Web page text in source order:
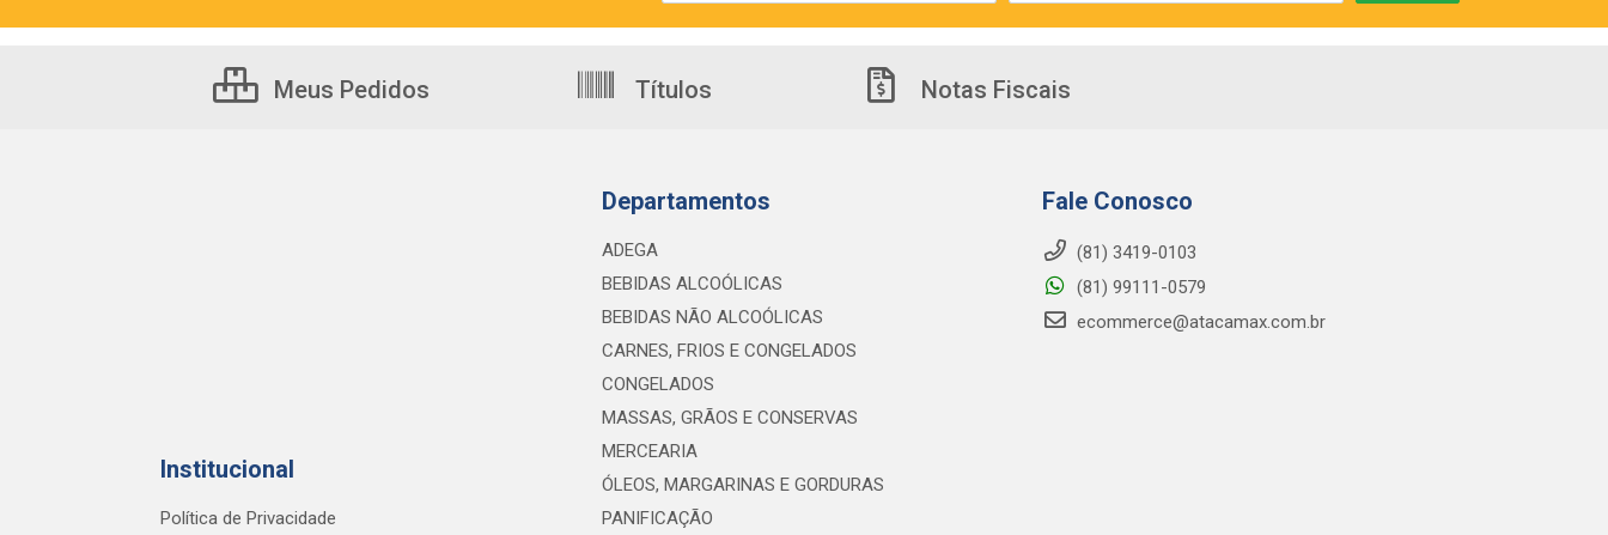
Meus Pedidos Títulos Notas Fiscais
Institucional
Política de Privacidade
Departamentos
ADEGA
BEBIDAS ALCOÓLICAS
BEBIDAS NÃO ALCOÓLICAS
CARNES, FRIOS E CONGELADOS
CONGELADOS
MASSAS, GRÃOS E CONSERVAS
MERCEARIA
ÓLEOS, MARGARINAS E GORDURAS
PANIFICAÇÃO
Fale Conosco
(81) 3419-0103
(81) 99111-0579
ecommerce@atacamax.com.br